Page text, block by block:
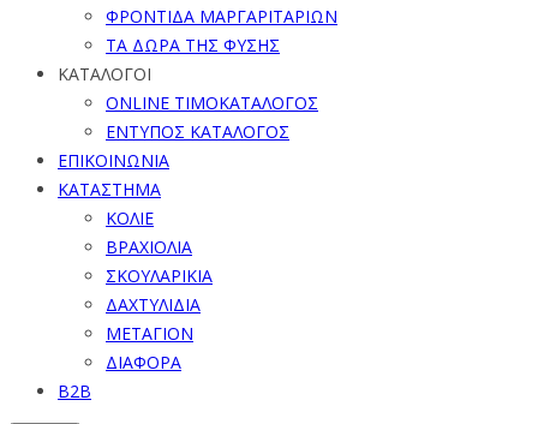
ΦΡΟΝΤΙΔΑ ΜΑΡΓΑΡΙΤΑΡΙΩΝ
ΤΑ ΔΩΡΑ ΤΗΣ ΦΥΣΗΣ
ΚΑΤΑΛΟΓΟΙ
ONLINE ΤΙΜΟΚΑΤΑΛΟΓΟΣ
ΕΝΤΥΠΟΣ ΚΑΤΑΛΟΓΟΣ
ΕΠΙΚΟΙΝΩΝΙΑ
ΚΑΤΑΣΤΗΜΑ
ΚΟΛΙΕ
ΒΡΑΧΙΟΛΙΑ
ΣΚΟΥΛΑΡΙΚΙΑ
ΔΑΧΤΥΛΙΔΙΑ
ΜΕΤΑΓΙΟΝ
ΔΙΑΦΟΡΑ
B2B